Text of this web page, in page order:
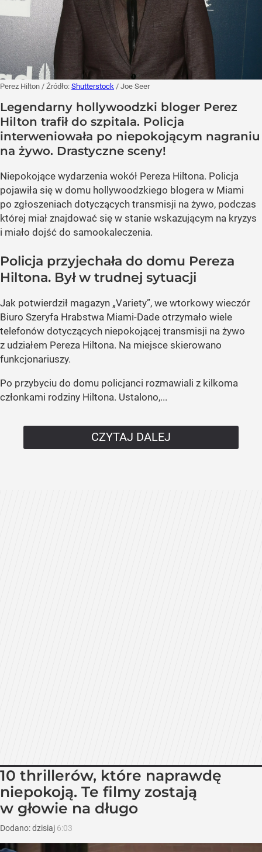
Perez Hilton / Źródło: Shutterstock / Joe Seer
Legendarny hollywoodzki bloger Perez
Hilton trafił do szpitala. Policja
interweniowała po niepokojącym nagraniu
na żywo. Drastyczne sceny!
Niepokojące wydarzenia wokół Pereza Hiltona. Policja
pojawiła się w domu hollywoodzkiego blogera w Miami
po zgłoszeniach dotyczących transmisji na żywo, podczas
której miał znajdować się w stanie wskazującym na kryzys
i miało dojść do samookaleczenia.
Policja przyjechała do domu Pereza
Hiltona. Był w trudnej sytuacji
Jak potwierdził magazyn „Variety”, we wtorkowy wieczór
Biuro Szeryfa Hrabstwa Miami-Dade otrzymało wiele
telefonów dotyczących niepokojącej transmisji na żywo
z udziałem Pereza Hiltona. Na miejsce skierowano
funkcjonariuszy.
Po przybyciu do domu policjanci rozmawiali z kilkoma
członkami rodziny Hiltona. Ustalono,...
CZYTAJ DALEJ
10 thrillerów, które naprawdę
niepokoją. Te filmy zostają
w głowie na długo
Dodano:dzisiaj 6:03